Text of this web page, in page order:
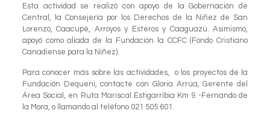
Esta actividad se realizó con apoyo de la Gobernación de
Central, la Consejería por los Derechos de la Niñez de San
Lorenzo, Caacupé, Arroyos y Esteros y Caaguazú. Asimismo,
apoyó como aliada de la Fundación la CCFC (Fondo Cristiano
Canadiense para la Niñez).
Para conocer más sobre las actividades, o los proyectos de la
Fundación Dequení, contacte con Gloria Arrúa, Gerente del
Área Social, en Ruta Mariscal Estigarribia Km 9 -Fernando de
la Mora, o llamando al teléfono 021 505 601.